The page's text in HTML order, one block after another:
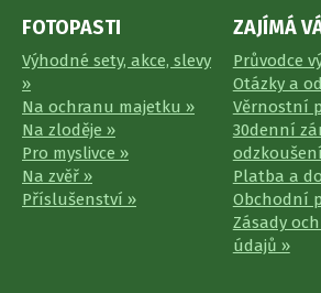
FOTOPASTI
Výhodné sety, akce, slevy
»
Na ochranu majetku »
Na zloděje »
Pro myslivce »
Na zvěř »
Příslušenství »
ZAJÍMÁ
Průvodce
Otázky a
Věrnostní
30denní
Platba a
Obchodní
Zásady
údajů »